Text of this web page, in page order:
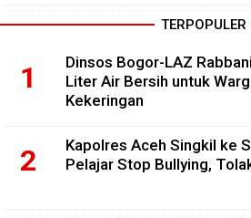
TERPOPULER
Dinsos Bogor-LAZ
Liter Air Bersih untuk
Kekeringan
Kapolres Aceh Singkil ke
Pelajar Stop Bullying,